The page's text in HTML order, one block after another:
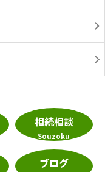
相続相談
Souzoku
ブログ